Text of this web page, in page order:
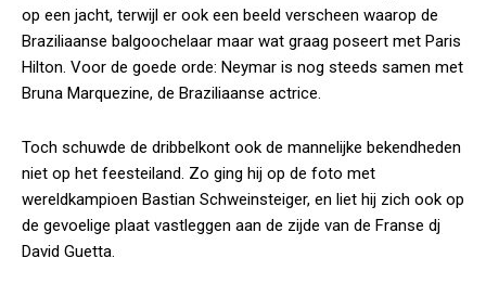
op een jacht, terwijl er ook een beeld verscheen waarop de
Braziliaanse balgoochelaar maar wat graag poseert met Paris
Hilton. Voor de goede orde: Neymar is nog steeds samen met
Bruna Marquezine, de Braziliaanse actrice.
Toch schuwde de dribbelkont ook de mannelijke bekendheden
niet op het feesteiland. Zo ging hij op de foto met
wereldkampioen Bastian Schweinsteiger, en liet hij zich ook op
de gevoelige plaat vastleggen aan de zijde van de Franse dj
David Guetta.